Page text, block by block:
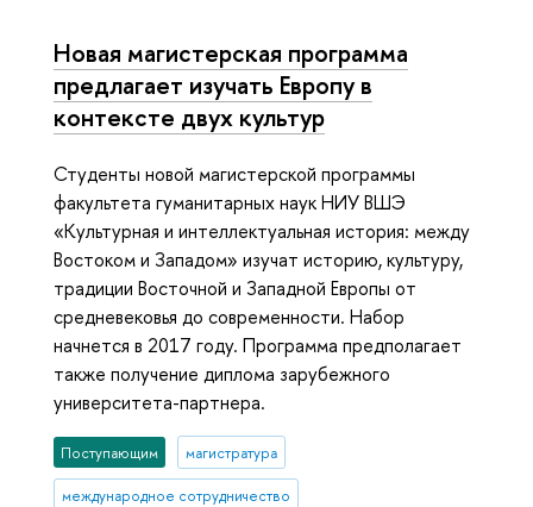
Новая магистерская программа
предлагает изучать Европу в
контексте двух культур
Студенты новой магистерской программы
факультета гуманитарных наук НИУ ВШЭ
«Культурная и интеллектуальная история: между
Востоком и Западом» изучат историю, культуру,
традиции Восточной и Западной Европы от
средневековья до современности. Набор
начнется в 2017 году. Программа предполагает
также получение диплома зарубежного
университета-партнера.
Поступающим магистратура
международное сотрудничество